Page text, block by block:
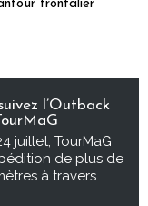
frontalier
l’Outback
juillet, TourMaG
de plus de
à travers...